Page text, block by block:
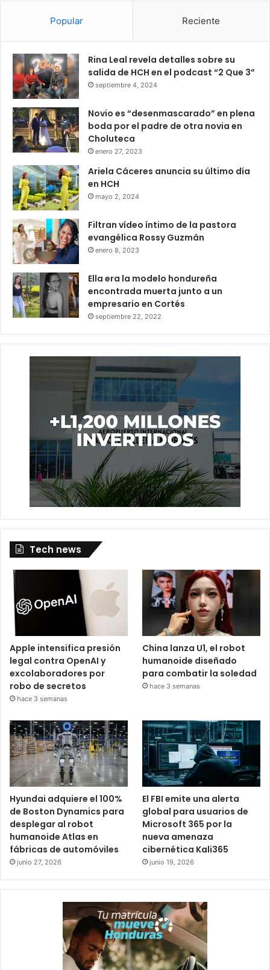
Popular Reciente
Rina Leal revela detalles sobre su
salida de HCH en el podcast “2 Que 3”
septiembre 4, 2024
Novio es “desenmascarado” en plena
boda por el padre de otra novia en
Choluteca
enero 27, 2023
Ariela Cáceres anuncia su último día
en HCH
mayo 2, 2024
Filtran vídeo íntimo de la pastora
evangélica Rossy Guzmán
enero 8, 2023
Ella era la modelo hondureña
encontrada muerta junto a un
empresario en Cortés
septiembre 22, 2022
Tech news
Apple intensifica presión
legal contra OpenAI y
excolaboradores por
robo de secretos
hace 3 semanas
China lanza U1, el robot
humanoide diseñado
para combatir la soledad
hace 3 semanas
Hyundai adquiere el 100%
de Boston Dynamics para
desplegar al robot
humanoide Atlas en
fábricas de automóviles
junio 27, 2026
El FBI emite una alerta
global para usuarios de
Microsoft 365 por la
nueva amenaza
cibernética Kali365
junio 19, 2026